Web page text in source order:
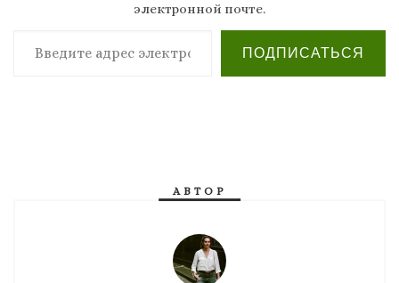
электронной почте.
Введите адрес электронной почты…
ПОДПИСАТЬСЯ
АВТОР